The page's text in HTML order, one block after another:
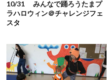
10/31 みんなで踊ろうたまプ
ラハロウィン＠チャレンジフェ
スタ